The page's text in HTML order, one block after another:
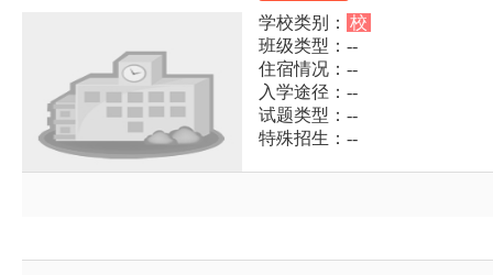
学校类别： 校
班级类型：--
住宿情况：--
入学途径：--
试题类型：--
特殊招生：--